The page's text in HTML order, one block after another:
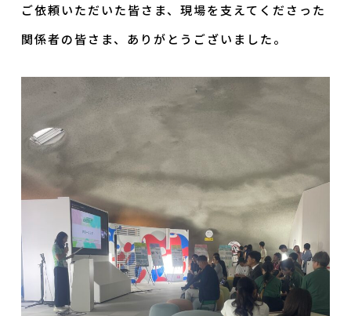
ご依頼いただいた皆さま、現場を支えてくださった
関係者の皆さま、ありがとうございました。